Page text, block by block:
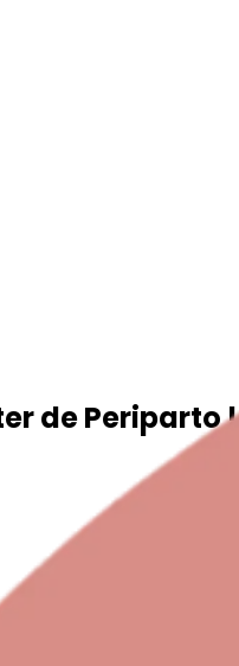
de Periparto !